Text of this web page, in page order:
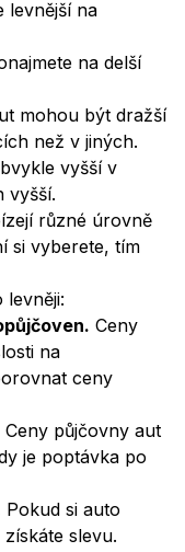
levnější na
na delší
mohou být dražší
než v jiných.
vyšší v
vyšší.
různé úrovně
si vyberete, tím
levněji:
Ceny
na
ceny
Ceny půjčovny aut
je poptávka po
Pokud si auto
slevu.